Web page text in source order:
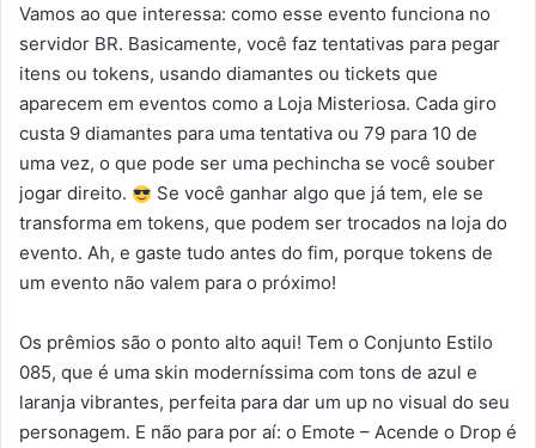
Vamos ao que interessa: como esse evento funciona no
servidor BR. Basicamente, você faz tentativas para pegar
itens ou tokens, usando diamantes ou tickets que
aparecem em eventos como a Loja Misteriosa. Cada giro
custa 9 diamantes para uma tentativa ou 79 para 10 de
uma vez, o que pode ser uma pechincha se você souber
jogar direito.
Se você ganhar algo que já tem, ele se
transforma em tokens, que podem ser trocados na loja do
evento. Ah, e gaste tudo antes do fim, porque tokens de
um evento não valem para o próximo!
Os prêmios são o ponto alto aqui! Tem o Conjunto Estilo
085, que é uma skin moderníssima com tons de azul e
laranja vibrantes, perfeita para dar um up no visual do seu
personagem. E não para por aí: o Emote – Acende o Drop é